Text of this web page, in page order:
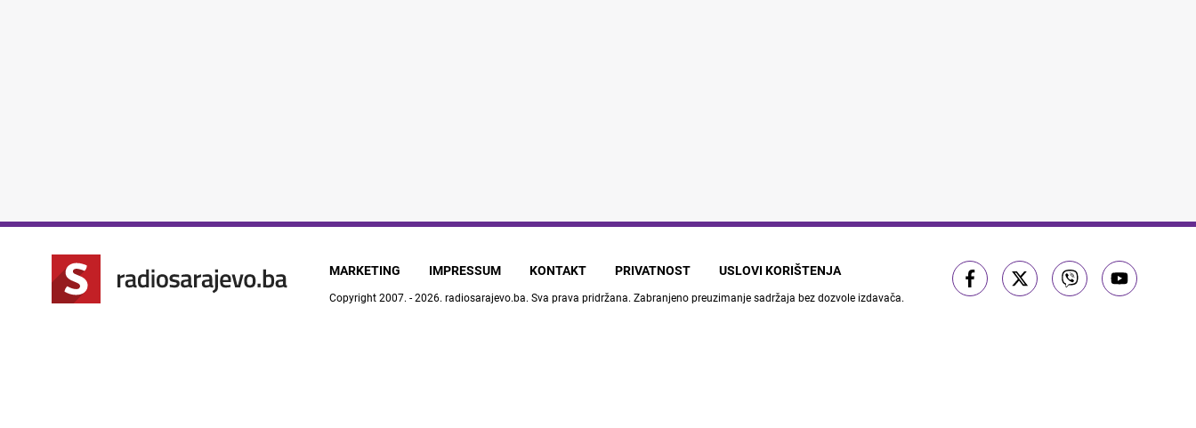
MARKETING IMPRESSUM KONTAKT PRIVATNOST USLOVI KORIŠTENJA
Copyright 2007. - 2026. radiosarajevo.ba. Sva prava pridržana. Zabranjeno preuzimanje sadržaja bez dozvole izdavača.